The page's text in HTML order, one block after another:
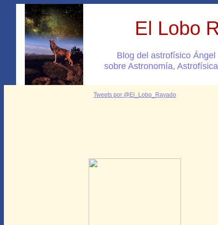
El Lobo
Blog del astrofísico
sobre Astronomía,
Tweets por @El_Lobo_Rayado